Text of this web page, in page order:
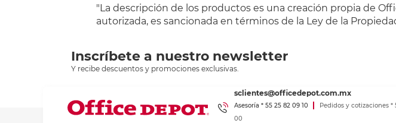
"La descripción de los productos es una creación propia de
autorizada, es sancionada en términos de la Ley de la
Inscríbete a nuestro newsletter
Y recibe descuentos y promociones exclusivas.
sclientes@officedepot.com.mx
Asesoría * 55 25 82 09 10
Pedidos y cotizaciones *
00